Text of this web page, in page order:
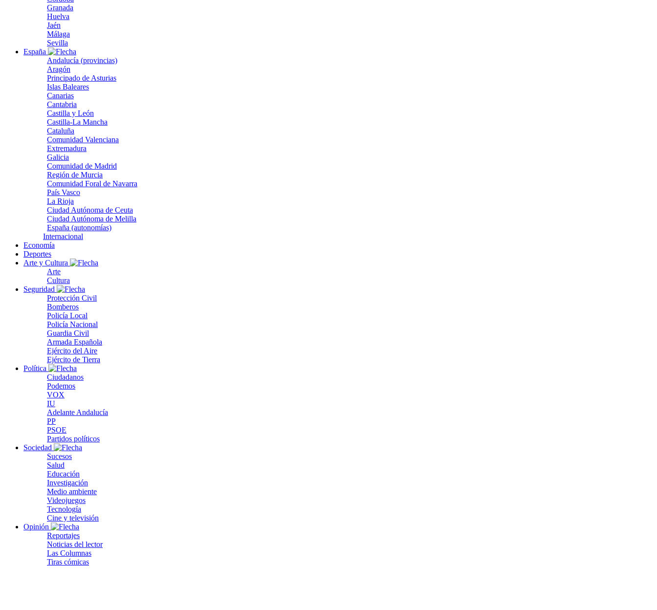
Granada
Huelva
Jaén
Málaga
Sevilla
España
Andalucía (provincias)
Aragón
Principado de Asturias
Islas Baleares
Canarias
Cantabria
Castilla y León
Castilla-La Mancha
Cataluña
Comunidad Valenciana
Extremadura
Galicia
Comunidad de Madrid
Región de Murcia
Comunidad Foral de Navarra
País Vasco
La Rioja
Ciudad Autónoma de Ceuta
Ciudad Autónoma de Melilla
España (autonomías)
Internacional
Economía
Deportes
Arte y Cultura
Arte
Cultura
Seguridad
Protección Civil
Bomberos
Policía Local
Policía Nacional
Guardia Civil
Armada Española
Ejército del Aire
Ejército de Tierra
Política
Ciudadanos
Podemos
VOX
IU
Adelante Andalucía
PP
PSOE
Partidos políticos
Sociedad
Sucesos
Salud
Educación
Investigación
Medio ambiente
Videojuegos
Tecnología
Cine y televisión
Opinión
Reportajes
Noticias del lector
Las Columnas
Tiras cómicas